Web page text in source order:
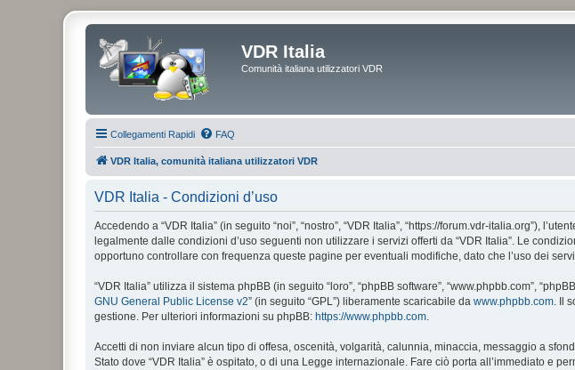
VDR Italia
Comunità italiana utilizzatori VDR
Collegamenti Rapidi FAQ
VDR Italia, comunità italiana utilizzatori VDR
VDR Italia - Condizioni d’uso
Accedendo a “VDR Italia” (in seguito “noi”, “nostro”, “VDR Italia”, “https://forum.vdr-italia.org”),
legalmente dalle condizioni d’uso seguenti non utilizzare i servizi offerti da “VDR Italia”. Le
opportuno controllare con frequenza queste pagine per eventuali modifiche, dato che l’uso dei
“VDR Italia” utilizza il sistema phpBB (in seguito “loro”, “phpBB software”, “www.phpbb.com”,
GNU General Public License v2” (in seguito “GPL”) liberamente scaricabile da www.phpbb.com. Il
gestione. Per ulteriori informazioni su phpBB: https://www.phpbb.com.
Accetti di non inviare alcun tipo di offesa, oscenità, volgarità, calunnia, minaccia, messaggio a
Stato dove “VDR Italia” è ospitato, o di una Legge internazionale. Fare ciò porta all’immediato e